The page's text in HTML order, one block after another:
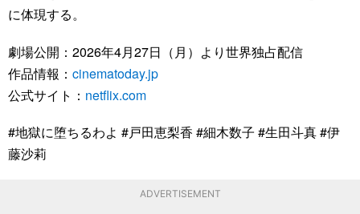
に体現する。
劇場公開：2026年4月27日（月）より世界独占配信
作品情報： cinematoday.jp
公式サイト： netflix.com
#地獄に堕ちるわよ #戸田恵梨香 #細木数子 #生田斗真 #伊
藤沙莉
ADVERTISEMENT